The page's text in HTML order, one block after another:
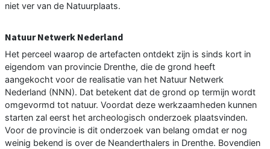
niet ver van de Natuurplaats.
Natuur Netwerk Nederland
Het perceel waarop de artefacten ontdekt zijn is sinds kort in
eigendom van provincie Drenthe, die de grond heeft
aangekocht voor de realisatie van het Natuur Netwerk
Nederland (NNN). Dat betekent dat de grond op termijn wordt
omgevormd tot natuur. Voordat deze werkzaamheden kunnen
starten zal eerst het archeologisch onderzoek plaatsvinden.
Voor de provincie is dit onderzoek van belang omdat er nog
weinig bekend is over de Neanderthalers in Drenthe. Bovendien